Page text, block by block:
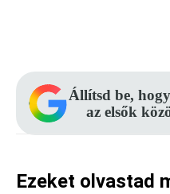
Állítsd be,
az elsők
Ezeket olvastad